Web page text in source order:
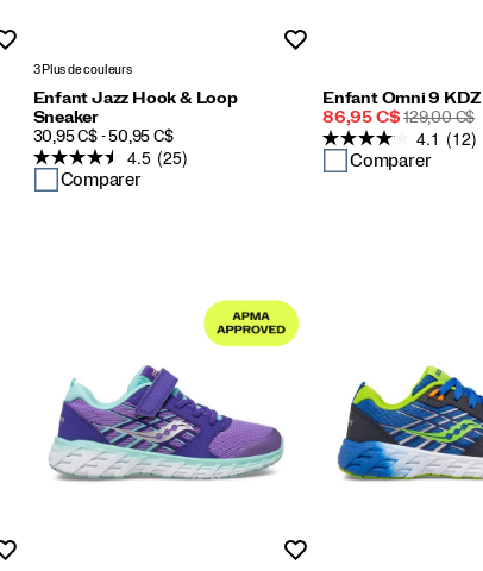
3 Plus de couleurs
Enfant Jazz Hook & Loop
Sneaker
PRICE
30,95 C$ - 50,95 C$
4.5 (25)
Comparer
Enfant Omni 9 KDZ
Prix
soldé
86,95 C$ PRIX
DE
DÉPART
129,00 C$
4.1 (12)
Comparer